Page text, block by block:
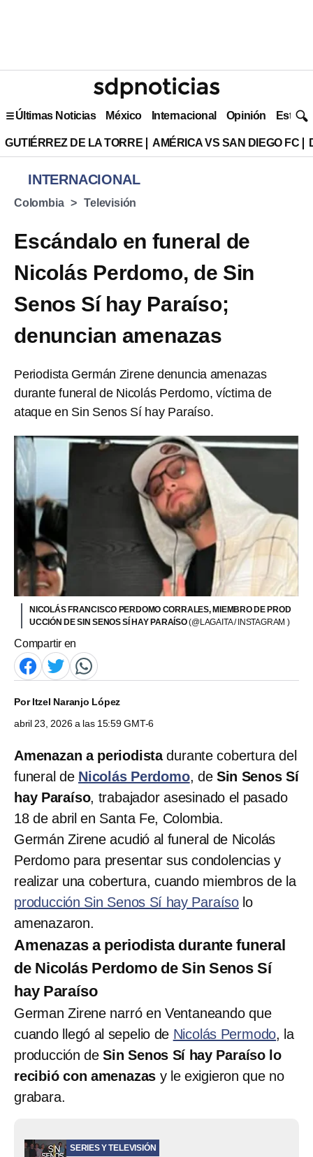
Últimas Noticias México Internacional Opinión Estilo
GUTIÉRREZ DE LA TORRE AMÉRICA VS SAN DIEGO FC
INTERNACIONAL
Colombia Televisión
Escándalo en funeral de
Nicolás Perdomo, de Sin
Senos Sí hay Paraíso;
denuncian amenazas
Periodista Germán Zirene denuncia amenazas
durante funeral de Nicolás Perdomo, víctima de
ataque en Sin Senos Sí hay Paraíso.
NICOLÁS FRANCISCO PERDOMO CORRALES, MIEMBRO DE PROD
UCCIÓN DE SIN SENOS SÍ HAY PARAÍSO(@LAGAITA / INSTAGRAM )
Compartir en
PorItzel Naranjo López
abril 23, 2026 a las 15:59 GMT-6
Amenazan a periodistadurante cobertura del
funeral de Nicolás Perdomo, de Sin Senos Sí
hay Paraíso, trabajador asesinado el pasado
18 de abril en Santa Fe, Colombia.
Germán Zirene acudió al funeral de Nicolás
Perdomo para presentar sus condolencias y
realizar una cobertura, cuando miembros de la
producción Sin Senos Sí hay Paraíso lo
amenazaron.
Amenazas a periodista durante funeral
de Nicolás Perdomo de Sin Senos Sí
hay Paraíso
German Zirene narró en Ventaneando que
cuando llegó al sepelio de Nicolás Permodo, la
producción de Sin Senos Sí hay Paraíso lo
recibió con amenazas y le exigieron que no
grabara.
SERIES Y TELEVISIÓN